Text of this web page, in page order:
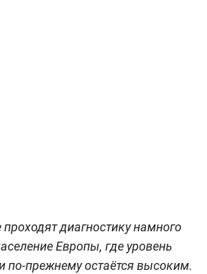
диагностику намного
Европы, где уровень
по-прежнему остаётся высоким.